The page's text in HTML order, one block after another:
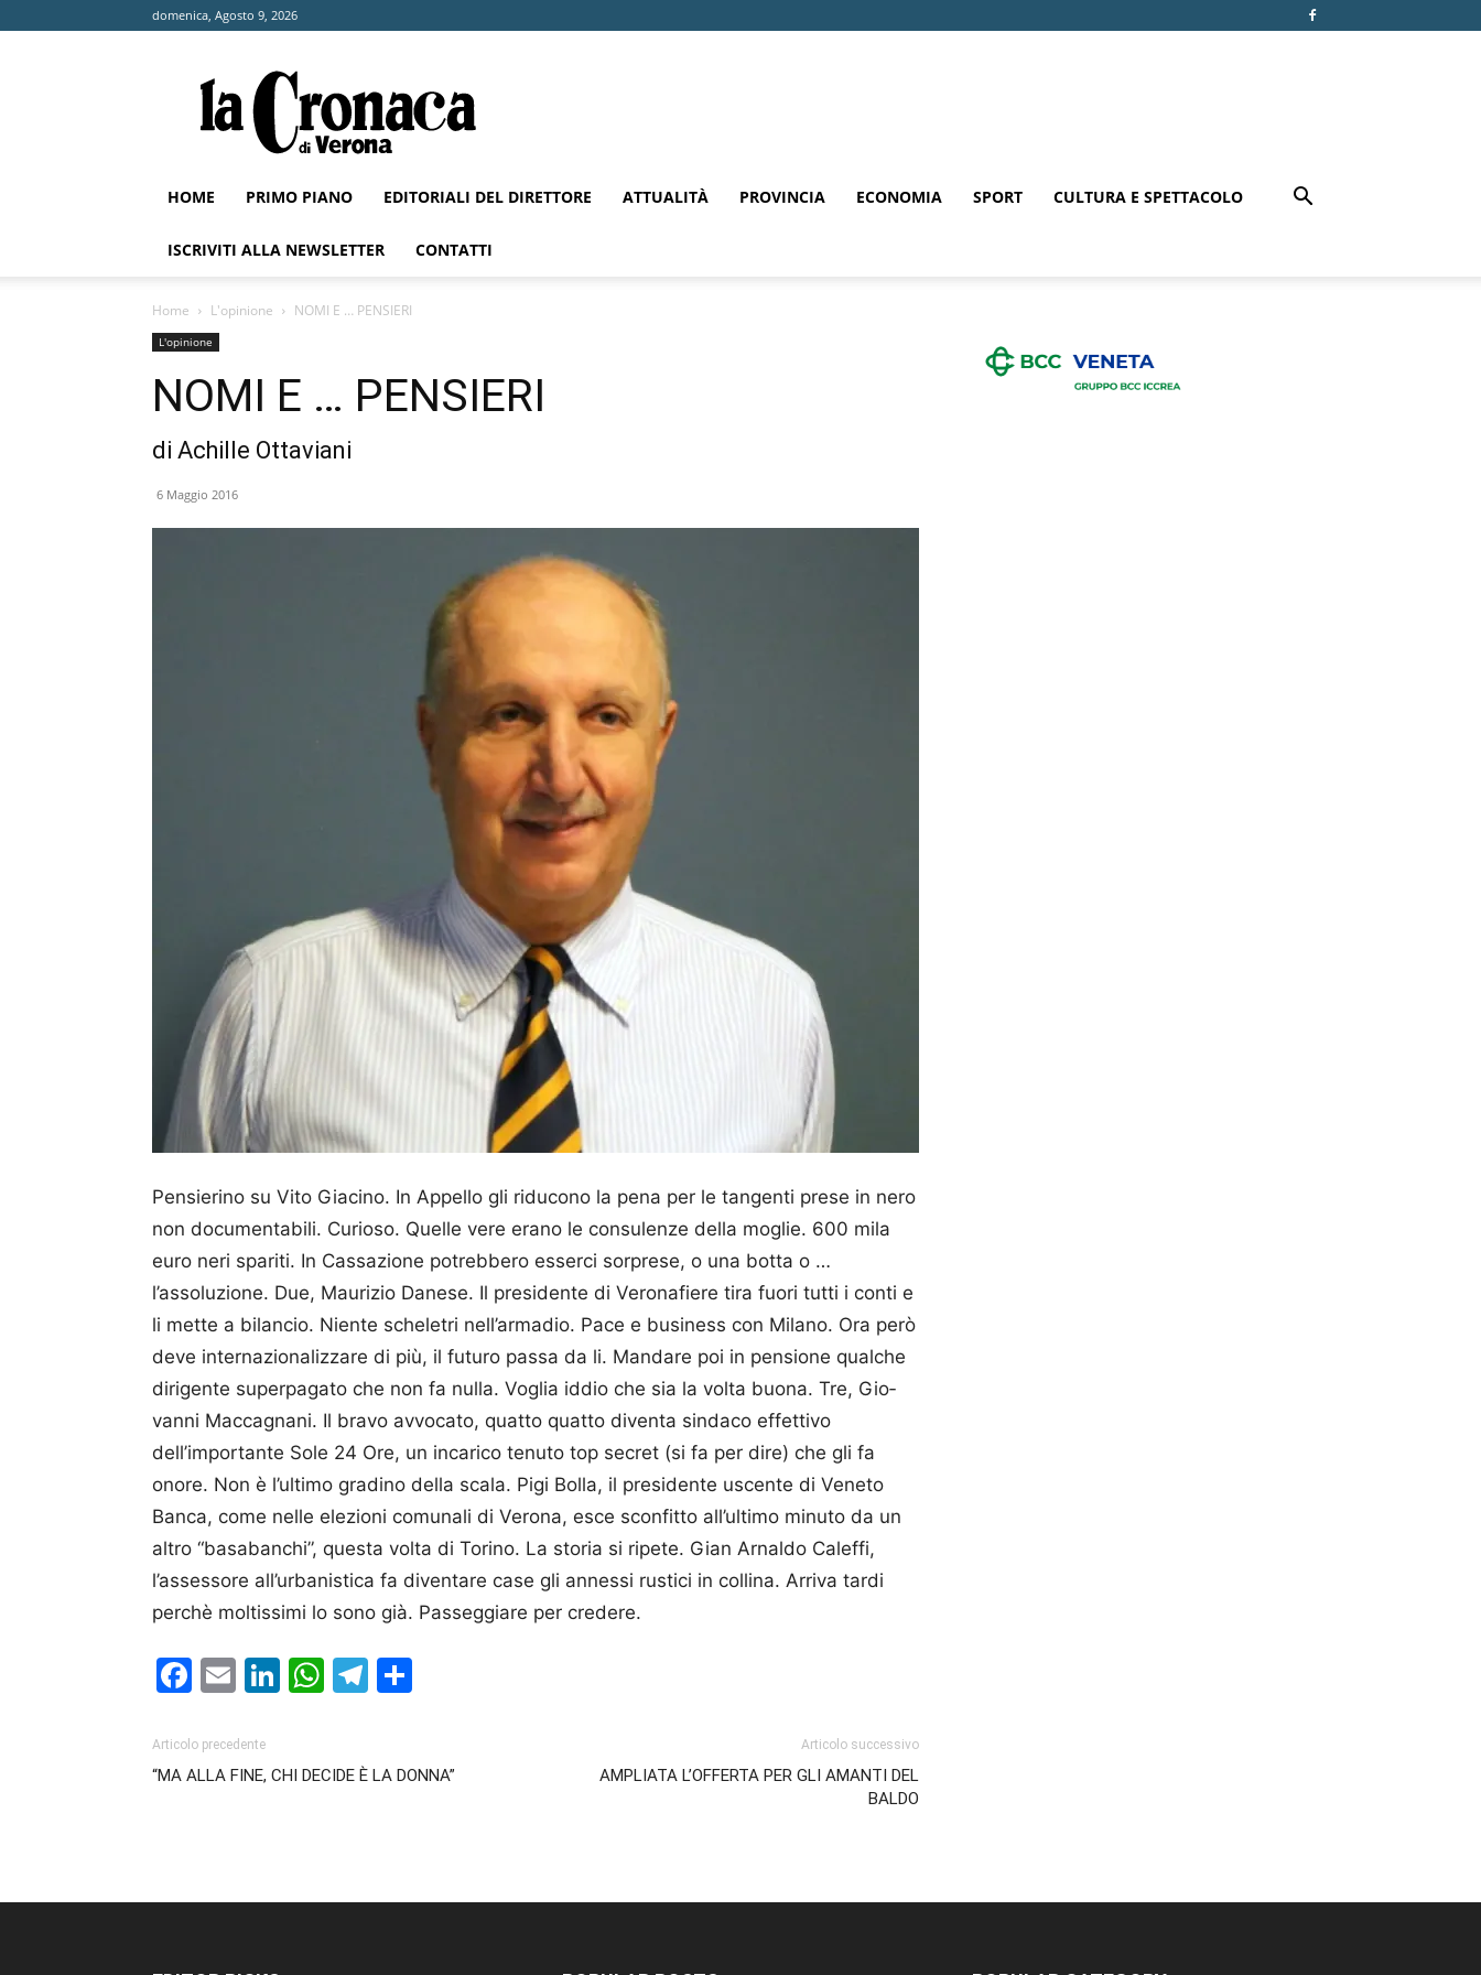
domenica, Agosto 9, 2026
Cronaca
di
Verona
HOME PRIMO PIANO EDITORIALI DEL DIRETTORE ATTUALITÀ PROVINCIA ECONOMIA SPORT CULTURA E SPETTACOLO
ISCRIVITI ALLA NEWSLETTER CONTATTI
Home L'opinione NOMI E … PENSIERI
L'opinione
NOMI E … PENSIERI
di Achille Ottaviani
6 Maggio 2016
Pensierino su Vito Giacino. In Appello gli riducono la pena per le tangenti prese in nero
non documentabili. Curioso. Quelle vere erano le consulenze della moglie. 600 mila
euro neri spariti. In Cassazione potrebbero esserci sorprese, o una botta o …
l’assoluzione. Due, Maurizio Danese. Il presidente di Verona­fiere tira fuori tutti i conti e
li mette a bilancio. Niente scheletri nell’armadio. Pace e business con Milano. Ora però
deve internazionalizzare di più, il futuro passa da li. Mandare poi in pensione qualche
dirigente superpagato che non fa nulla. Voglia iddio che sia la volta buona. Tre, Gio­
vanni Maccagnani. Il bravo avvocato, quatto quatto diventa sindaco effettivo
dell’importante Sole 24 Ore, un incarico tenuto top secret (si fa per dire) che gli fa
onore. Non è l’ultimo gradino della scala. Pigi Bolla, il presidente uscente di Veneto
Banca, come nelle elezioni comunali di Verona, esce sconfitto all’ultimo minuto da un
altro “basabanchi”, questa volta di Torino. La storia si ripete. Gian Arnaldo Caleffi,
l’assessore all’urbanistica fa diventare case gli annessi rustici in collina. Arriva tardi
perchè moltissimi lo sono già. Passeg­giare per credere.
Facebook
EmailLinkedIn
WhatsApp
Telegram
Articolo precedente
“MA ALLA FINE, CHI DECIDE È LA DONNA”
Articolo successivo
AMPLIATA L’OFFERTA PER GLI AMANTI DEL
BALDO